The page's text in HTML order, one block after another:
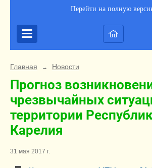
Перейти на полную
Главная → Новости
Прогноз
чрезвычайных
территории
Карелия
31 мая 2017 г.